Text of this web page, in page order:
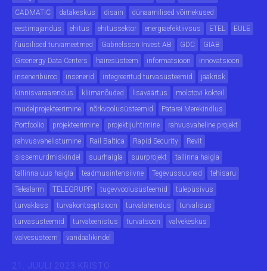
CADMATIC
datakeskus disain
dünaamilised võimekused
eestimajandus
ehitus ehitussektor energiaefektiivsus ETEL
EULE
füüsilised turvameetmed
Gabrielsson Invest AB GDC
GIAB
Greenergy Data Centers
häiresüsteem informatsioon
innovatsioon
inseneribüroo
insenerid integreeritud turvasüsteemid
jääkrisk
kinnisvaraarendus
kliimanõuded lisaväärtus
molotovi kokteil
mudelprojekteerimine
nõrkvoolusüsteemid
Patarei Merekindlus
Portfoolio
projekteerimine projektijuhtimine
rahvusvaheline projekt
rahvusvahelistumine
Rail Baltica Rapid Security
Revit
sissemurdmiskindel
suurhaigla suurprojekt
tallinna haigla
tallinna uus haigla
teadmusintensiivne Tegevussuunad
tehisaru
Telealarm
TELEGRUPP tugevvoolusüsteemid
tulepüsivus
turvaklass
turvakontseptsioon turvalahendus
turvalisus
turvasüsteemid
turvateenistus turvatsoon
valvekeskus
valvesüsteem
vandaalikindel
21. JUULI 2023 KRISTO